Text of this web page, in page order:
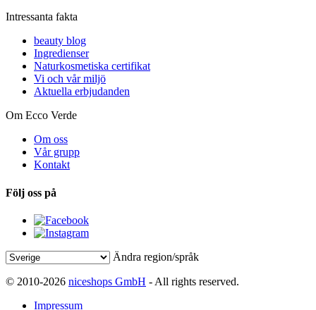
Intressanta fakta
beauty blog
Ingredienser
Naturkosmetiska certifikat
Vi och vår miljö
Aktuella erbjudanden
Om Ecco Verde
Om oss
Vår grupp
Kontakt
Följ oss på
Ändra region/språk
© 2010-2026 niceshops GmbH - All rights reserved.
Impressum